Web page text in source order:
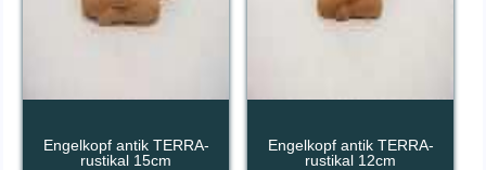
Engelkopf antik TERRA-
rustikal 15cm
Engelkopf antik TERRA-
rustikal 12cm